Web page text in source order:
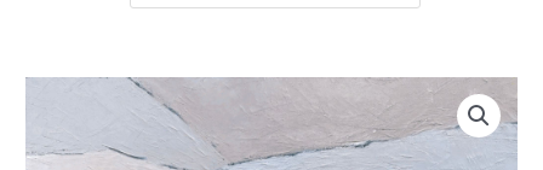
"Révélation"